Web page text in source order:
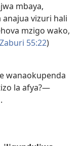
mbaya,
vizuri hali
mzigo wako,
Zaburi 55:22)
wanaokupenda
la afya?​—
.